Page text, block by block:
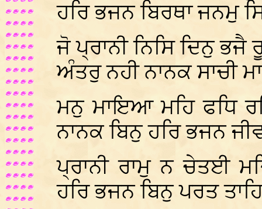
ਹਰਿ ਭਜਨ ਬਿਰਥਾ ਜਨਮੁ
ਜੋ ਪ੍ਰਾਨੀ ਨਿਸਿ ਦਿਨੁ ਭਜੈ
ਅੰਤਰੁ ਨਹੀ ਨਾਨਕ ਸਾਚੀ
ਮਨੁ ਮਾਇਆ ਮਹਿ ਫਧਿ
ਨਾਨਕ ਬਿਨੁ ਹਰਿ ਭਜਨ
ਪ੍ਰਾਨੀ ਰਾਮੁ ਨ ਚੇਤਈ
ਹਰਿ ਭਜਨ ਬਿਨੁ ਪਰਤ